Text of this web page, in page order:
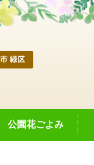
公園花ごよみ